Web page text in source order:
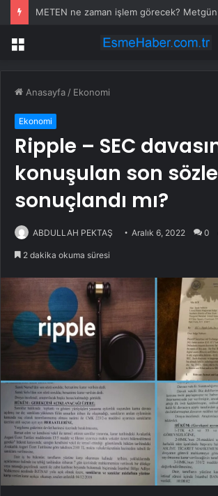
Menü
Anasayfa / Ekonomi
Ekonomi
Ripple – SEC
konuşulan son
sonuçlandı mı?
ABDULLAH PEKTAŞ Aralık 6, 2022 0
2 dakika okuma süresi